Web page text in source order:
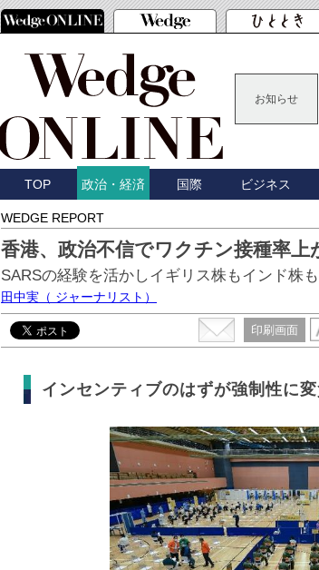
お知らせ
TOP 政治・経済 国際 ビジネス
WEDGE REPORT
香港、政治不信でワクチン接種率上
SARSの経験を活かしイギリス株もインド株
田中実 （ ジャーナリスト）
印刷画面
インセンティブのはずが強制性に